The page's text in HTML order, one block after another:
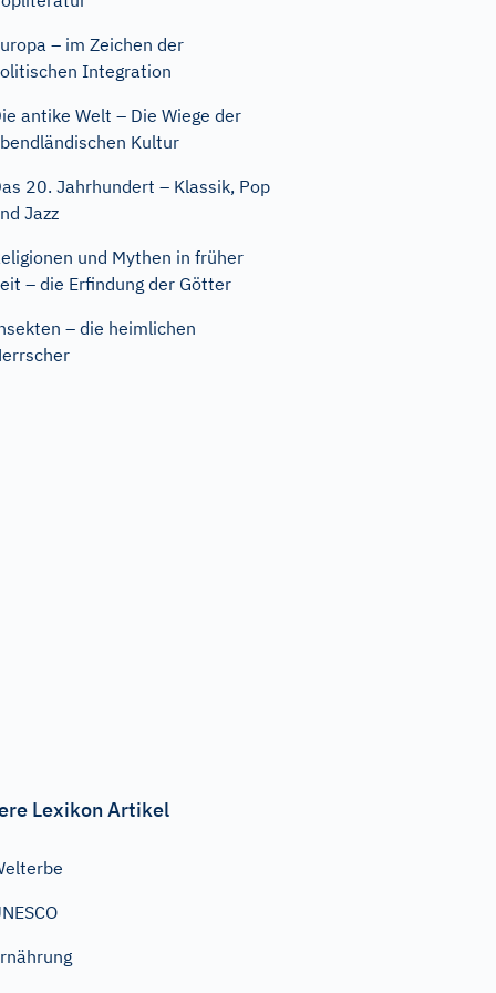
– im Zeichen der
Integration
antike Welt – Die Wiege der
Kultur
20. Jahrhundert – Klassik, Pop
Jazz
und Mythen in früher
– die Erfindung der Götter
– die heimlichen
Lexikon Artikel